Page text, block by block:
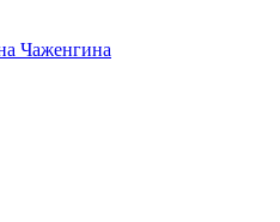
Чаженгина